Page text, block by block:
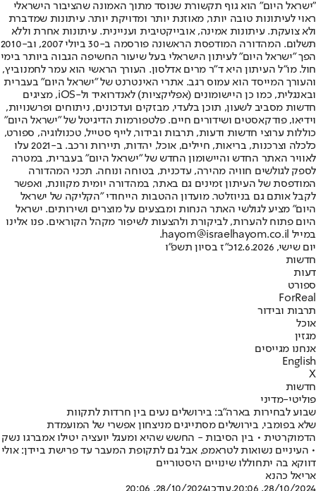
"ישראל היום" הוא גוף תקשורת שנוסד מתוך האמונה שהציבור הישראלי
ראוי לעיתונות טובה יותר, מאוזנת יותר ומדויקת יותר. עיתונות שמדברת
ולא צועקת. עיתונות אמינה, אובייקטיבית ועניינית. עיתונות אחרת וללא
תשלום. המהדורה המודפסת הראשונה פורסמה ב-30 ביולי 2007, וב-2010
הפך "ישראל היום" לעיתון הישראלי בעל שיעור החשיפה הגבוה ביותר בימי
חול. מו"ל העיתון היא ד"ר מרים אדלסון. העורך הראשי הוא עמר לחמנוביץ,
והעורך המייסד הוא עמוס רגב. אתרי האינטרנט של "ישראל היום" בעברית
ובאנגלית, כמו כן היישומונים (אפליקציות) לאנדרואיד ול-iOS, מציגים
חדשות מסביב לשעון, תוכן בלעדי, מבזקים ועדכונים, ניתוחים ופרשנויות,
וידיאו, פודקאסטים ושידורים חיים. פלטפורמות הדיגיטל של "ישראל היום"
כוללות ערוצי חדשות ודעות, תרבות ובידור, לייף סטייל, טכנולוגיה, ספורט,
כלכלה וצרכנות, בריאות, חיילים, אוכל, יהדות, תיירות ורכב. ב-2021 עלו
לאוויר האתר החדש והיישומון החדש של "ישראל היום" בעברית, במטרה
לספק לגולשים חוויה מהירה, עדכנית, בטוחה ונוחה. תכני המהדורה
המודפסת של העיתון זמינים גם באתר, במהדורה יומית מקוונת, ואפשר
לקבל אותם גם בניוזלטר. מועדון ההטבות הייחודי "הקליקה של ישראל
היום" מציע לגולשי האתר הנחות ומבצעים על מוצרים ושירותים. ישראל
היום פתוח להערות, לביקורת ולהצעות לשיפור מקהל הקוראים. פנו אלינו
במייל hayom@israelhayom.co.il.
יום שישי, 12.6.2026
כ"ז בסיון תשפ"ו
חדשות
דעות
ספורט
ForReal
תרבות ובידור
אוכל
מגזין
אנחנו מגייסים
English
X
חדשות
פוליטי-מדיני
שבוע לבחירות בארה"ב: בירושלים נעים בין חרדות לתקוות
שלא בפומבי, בירושלים מסתייגים מניצחון אפשרי של המועמדת
הדמוקרטית • בין הסיבות - החשש שהיא ומעגל יועציה יטילו אמברגו נשק
• העיניים נשואות לטראמפ, אבל גם לתקופת המעבר עד פרישת ביידן: אולי
דווקא בה יתחוללו שינויים היסטוריים
אריאל כהנא